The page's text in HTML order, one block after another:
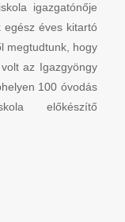
igazgatónője
egész éves kitartó
megtudtunk, hogy
az Igazgyöngy
100 óvodás
előkészítő